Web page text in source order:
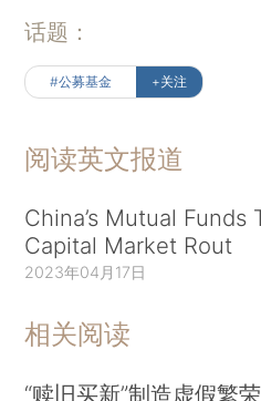
话题：
#公募基金 +关注
阅读英文报道
China’s Mutual Funds
Capital Market Rout
2023年04月17日
相关阅读
“赎旧买新”制造虚假繁